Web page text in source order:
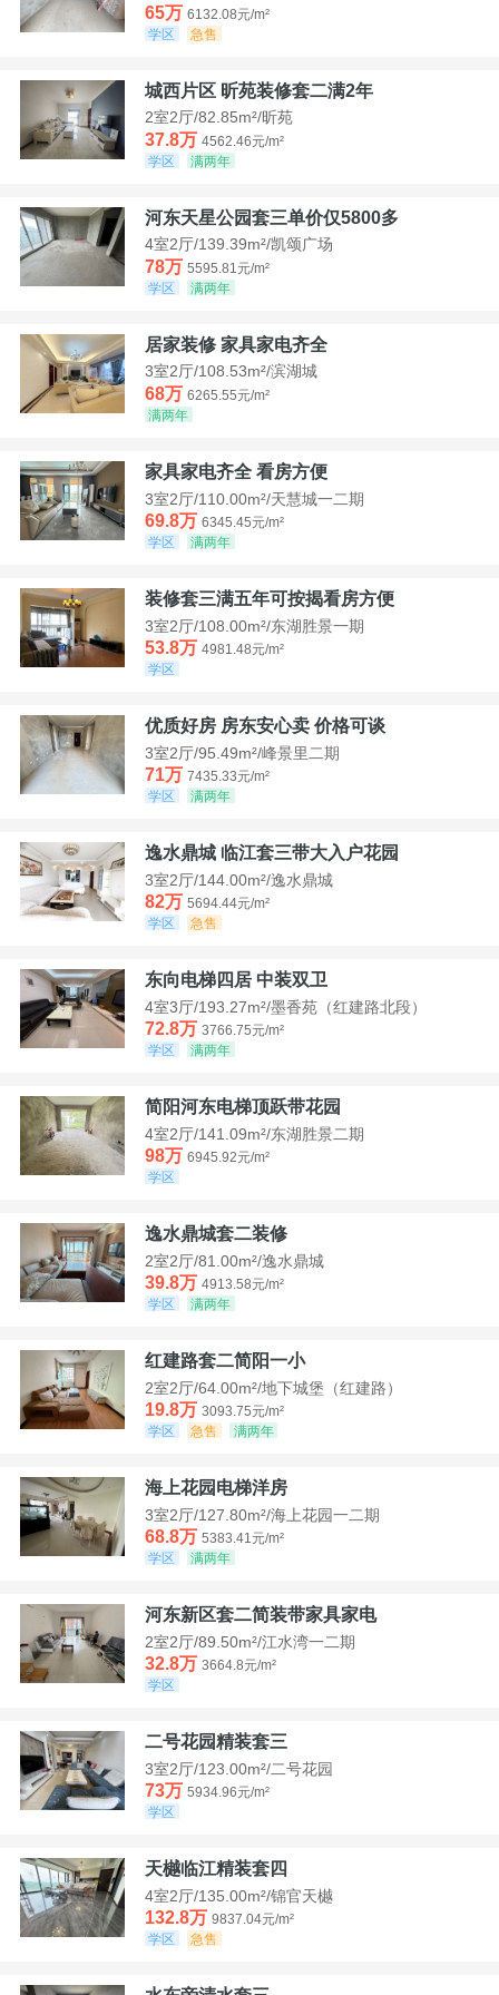
65万 6132.08元/m²
学区
急售
城西片区 昕苑装修套二满2年
2室2厅/82.85m²/昕苑
37.8万 4562.46元/m²
学区
满两年
河东天星公园套三单价仅5800多
4室2厅/139.39m²/凯颂广场
78万 5595.81元/m²
学区
满两年
居家装修 家具家电齐全
3室2厅/108.53m²/滨湖城
68万 6265.55元/m²
满两年
家具家电齐全 看房方便
3室2厅/110.00m²/天慧城一二期
69.8万 6345.45元/m²
学区
满两年
装修套三满五年可按揭看房方便
3室2厅/108.00m²/东湖胜景一期
53.8万 4981.48元/m²
学区
优质好房 房东安心卖 价格可谈
3室2厅/95.49m²/峰景里二期
71万 7435.33元/m²
学区
满两年
逸水鼎城 临江套三带大入户花园
3室2厅/144.00m²/逸水鼎城
82万 5694.44元/m²
学区
急售
东向电梯四居 中装双卫
4室3厅/193.27m²/墨香苑（红建路北段）
72.8万 3766.75元/m²
学区
满两年
简阳河东电梯顶跃带花园
4室2厅/141.09m²/东湖胜景二期
98万 6945.92元/m²
学区
逸水鼎城套二装修
2室2厅/81.00m²/逸水鼎城
39.8万 4913.58元/m²
学区
满两年
红建路套二简阳一小
2室2厅/64.00m²/地下城堡（红建路）
19.8万 3093.75元/m²
学区
急售 满两年
海上花园电梯洋房
3室2厅/127.80m²/海上花园一二期
68.8万 5383.41元/m²
学区
满两年
河东新区套二简装带家具家电
2室2厅/89.50m²/江水湾一二期
32.8万 3664.8元/m²
学区
二号花园精装套三
3室2厅/123.00m²/二号花园
73万 5934.96元/m²
学区
天樾临江精装套四
4室2厅/135.00m²/锦官天樾
132.8万 9837.04元/m²
学区
急售